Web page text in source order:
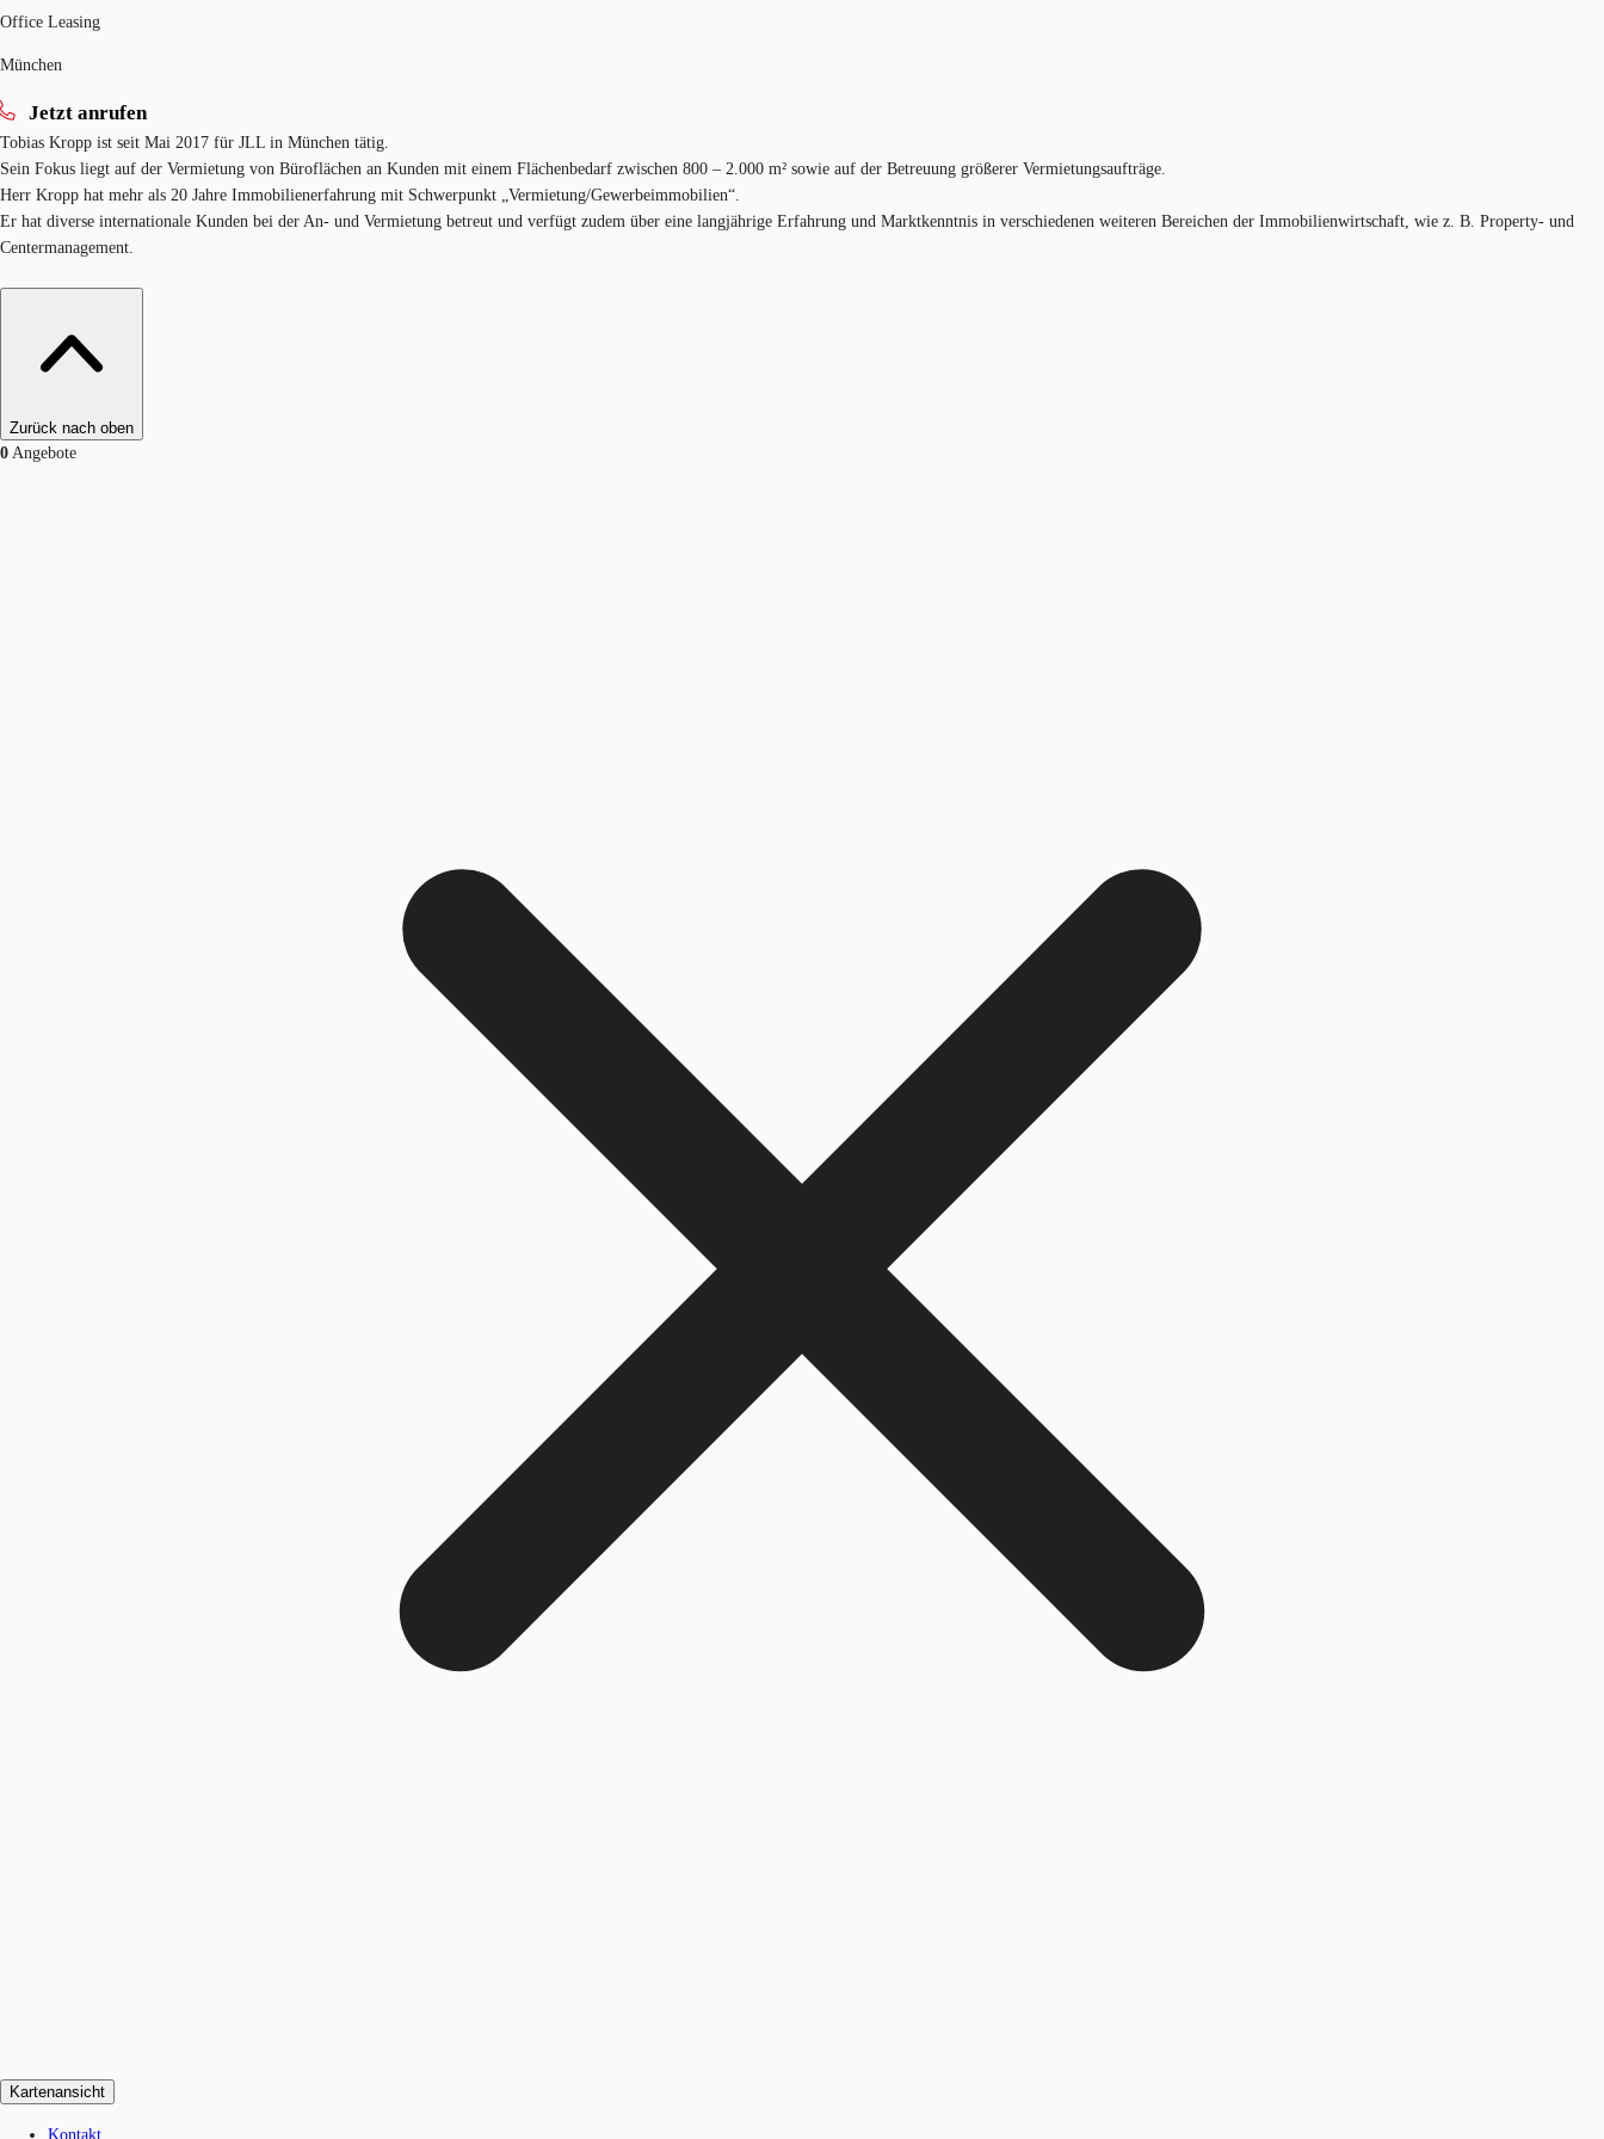
Office Leasing
München
Jetzt anrufen
Tobias Kropp ist seit Mai 2017 für JLL in München tätig.
Sein Fokus liegt auf der Vermietung von Büroflächen an Kunden mit einem Flächenbedarf zwischen 800 – 2.000 m² sowie auf der Betreuung größerer Vermietungsaufträge.
Herr Kropp hat mehr als 20 Jahre Immobilienerfahrung mit Schwerpunkt „Vermietung/Gewerbeimmobilien“.
Er hat diverse internationale Kunden bei der An- und Vermietung betreut und verfügt zudem über eine langjährige Erfahrung und Marktkenntnis in verschiedenen weiteren Bereichen der Immobilienwirtschaft, wie z. B. Property- und
Centermanagement.
Zurück nach oben
0 Angebote
Kartenansicht
Kontakt